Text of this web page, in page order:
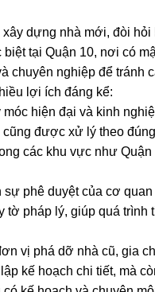
An Phong Phát Tại Quận
dựng nhà mới, đòi hỏi
tại Quận 10, nơi có
chuyên nghiệp để tránh
lợi ích đáng kể:
hiện đại và kinh
được xử lý theo
các khu vực như
pháp lý, giúp quá